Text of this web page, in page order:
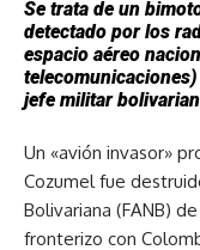
Se trata de un
detectado por los
espacio aéreo
jefe militar
Un «avión invasor»
Cozumel fue
Bolivariana (FANB)
fronterizo con